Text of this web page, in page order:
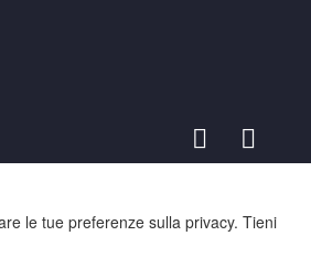
le tue preferenze sulla privacy. Tieni